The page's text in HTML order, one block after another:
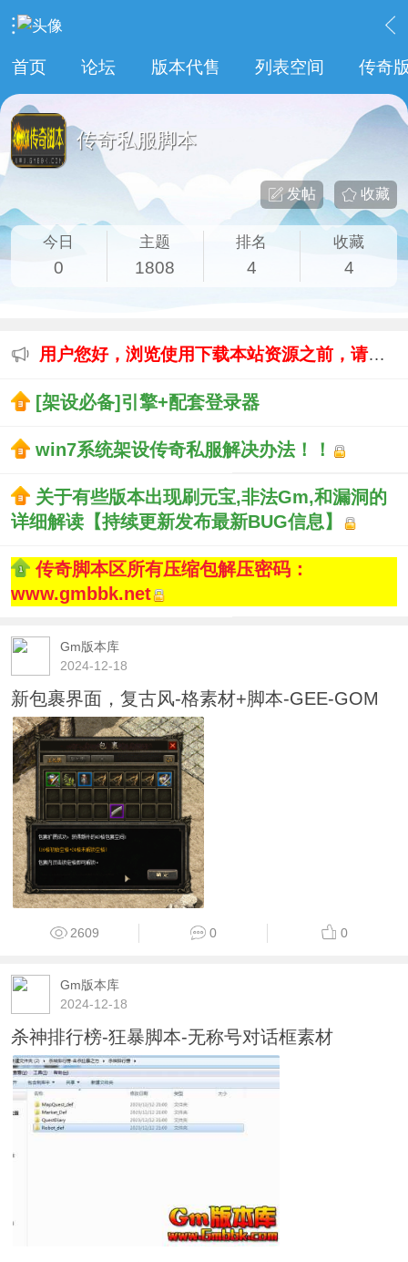
首页 论坛 版本代售 列表空间 传奇
传奇私服脚本
收藏
发帖
今日
0
主题
1808
排名
4
收藏
4
用户您好，浏览使用下载本站资源之前，请先阅读本站【免责声明】
[架设必备]引擎+配套登录器
win7系统架设传奇私服解决办法！！
关于有些版本出现刷元宝,非法Gm,和漏洞的
详细解读【持续更新发布最新BUG信息】
传奇脚本区所有压缩包解压密码：
www.gmbbk.net
Gm版本库
2024-12-18
新包裹界面，复古风-格素材+脚本-GEE-GOM
2609 0 0
Gm版本库
2024-12-18
杀神排行榜-狂暴脚本-无称号对话框素材